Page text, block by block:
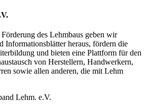
des Lehmbaus geben wir
Informationsblätter heraus, fördern die
und bieten eine Plattform für den
von Herstellern, Handwerkern,
sowie allen anderen, die mit Lehm
Lehm. e.V.